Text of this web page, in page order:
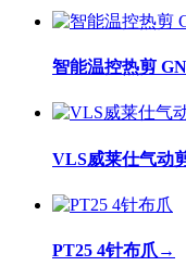
智能温控热剪
VLS威莱仕气动
PT25 4针布爪 →